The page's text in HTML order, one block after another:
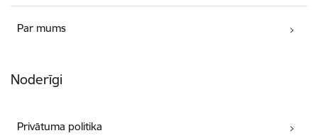
Par mums
Noderīgi
Privātuma politika